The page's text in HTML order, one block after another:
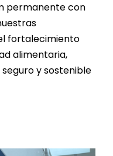
permanente con
fortalecimiento
alimentaria,
y sostenible